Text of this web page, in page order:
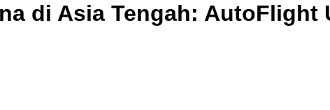
di Asia Tengah: AutoFlight